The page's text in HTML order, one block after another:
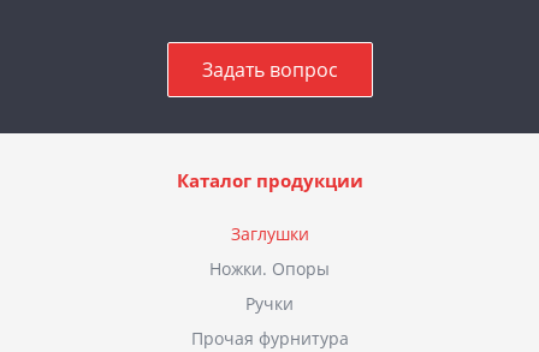
Задать вопрос
Каталог продукции
Заглушки
Ножки. Опоры
Ручки
Прочая фурнитура